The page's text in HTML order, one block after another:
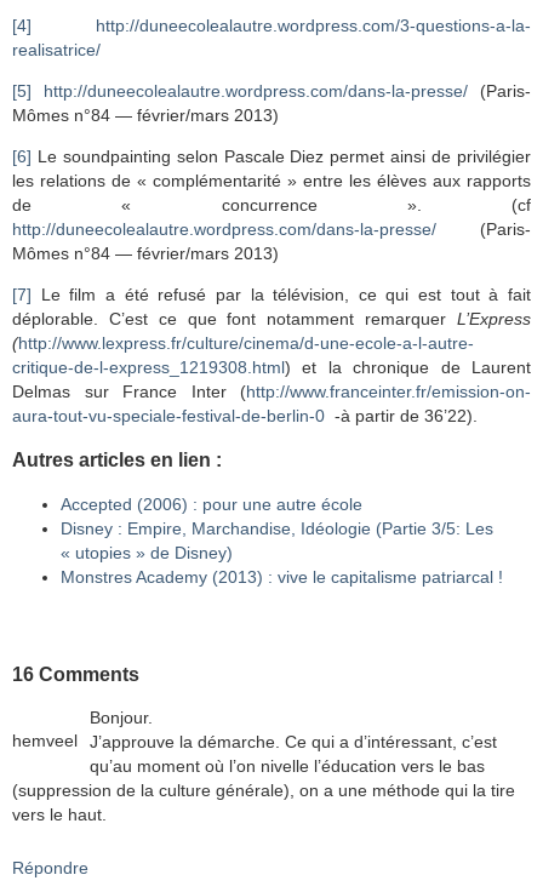
[4]
http://duneecolealautre.wordpress.com/3-questions-a-la-
realisatrice/
[5] http://duneecolealautre.wordpress.com/dans-la-presse/ (Paris-
Mômes n°84 — février/mars 2013)
[6] Le soundpainting selon Pascale Diez permet ainsi de privilégier
les relations de « complémentarité » entre les élèves aux rapports
de « concurrence ». (cf
http://duneecolealautre.wordpress.com/dans-la-presse/ (Paris-
Mômes n°84 — février/mars 2013)
[7] Le film a été refusé par la télévision, ce qui est tout à fait
déplorable. C’est ce que font notamment remarquer L’Express
(http://www.lexpress.fr/culture/cinema/d-une-ecole-a-l-autre-
critique-de-l-express_1219308.html) et la chronique de Laurent
Delmas sur France Inter (http://www.franceinter.fr/emission-on-
aura-tout-vu-speciale-festival-de-berlin-0 -à partir de 36’22).
Autres articles en lien :
Accepted (2006) : pour une autre école
Disney : Empire, Marchandise, Idéologie (Partie 3/5: Les
« utopies » de Disney)
Monstres Academy (2013) : vive le capitalisme patriarcal !
16 Comments
hemveel
Bonjour.
J’approuve la démarche. Ce qui a d’intéressant, c’est
qu’au moment où l’on nivelle l’éducation vers le bas
(suppression de la culture générale), on a une méthode qui la tire
vers le haut.
Répondre